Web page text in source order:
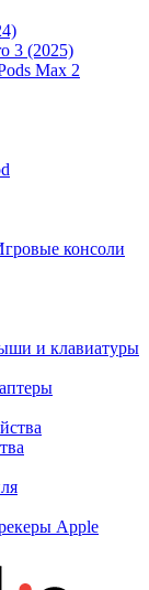
3 (2025)
Max 2
консоли
и клавиатуры
Apple